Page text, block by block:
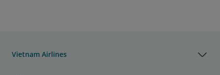
Vietnam Airlines